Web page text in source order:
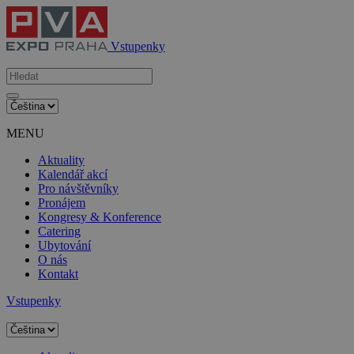
Vstupenky
MENU
Aktuality
Kalendář akcí
Pro návštěvníky
Pronájem
Kongresy & Konference
Catering
Ubytování
O nás
Kontakt
Vstupenky